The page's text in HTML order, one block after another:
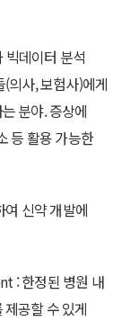
데이터 분석
의사, 보험사)에게
분야. 증상에
등 활용 가능한
신약 개발에
: 한정된 병원 내
공할 수 있게